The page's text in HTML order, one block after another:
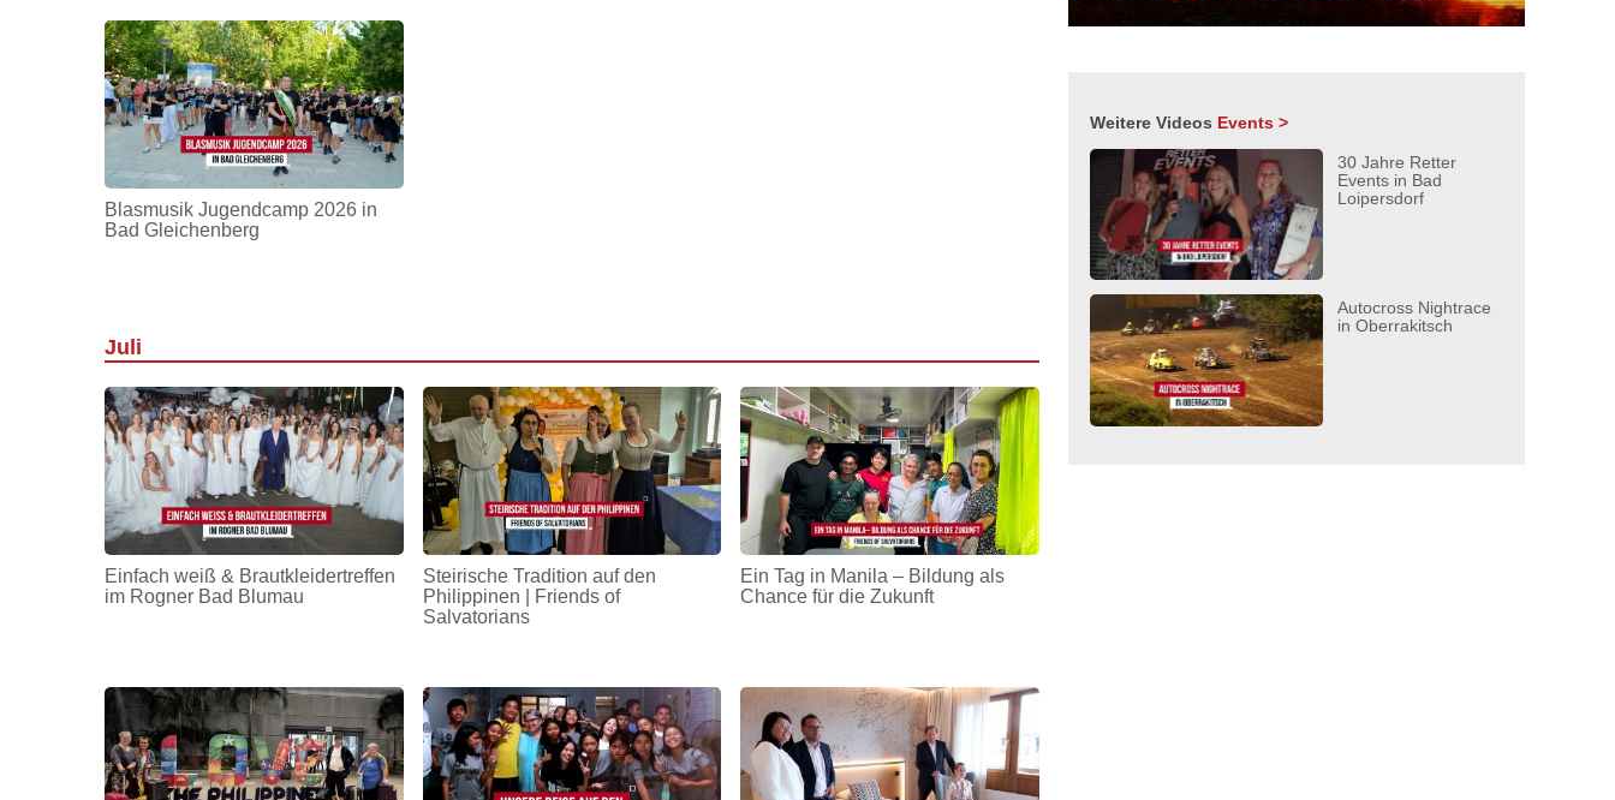
Blasmusik Jugendcamp 2026 in
Bad Gleichenberg
Juli
Einfach weiß & Brautkleidertreffen
im Rogner Bad Blumau
Steirische Tradition auf den
Philippinen | Friends of
Salvatorians
Ein Tag in Manila – Bildung als
Chance für die Zukunft
Weitere Videos Events >
30 Jahre Retter
Events in Bad
Loipersdorf
Autocross Nightrace
in Oberrakitsch